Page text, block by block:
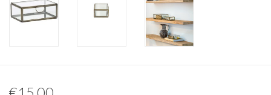
Hoorns & Geweien